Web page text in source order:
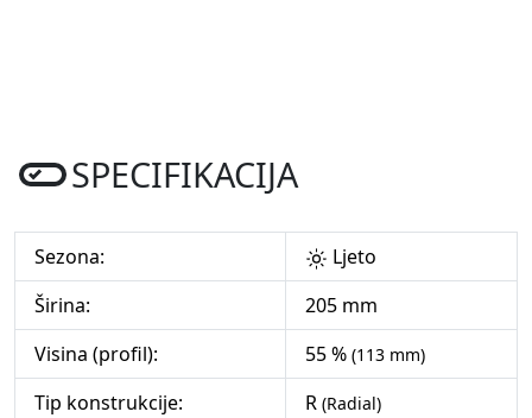
SPECIFIKACIJA
Sezona:
Ljeto
Širina:
205 mm
Visina (profil):
55 % (113 mm)
Tip konstrukcije: R (Radial)